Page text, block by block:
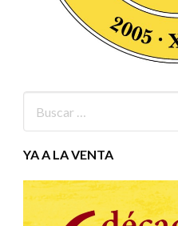
YA A LA VENTA